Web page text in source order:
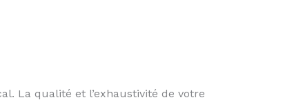
La qualité et l’exhaustivité de votre